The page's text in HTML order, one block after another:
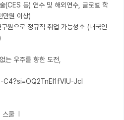
(CES 등) 연수 및 해외연수, 글로벌 학
만원 이상)
원으로 정규직 취업 가능성↑ (내국인
는 우주를 향한 도전,
JcI
쿨  l